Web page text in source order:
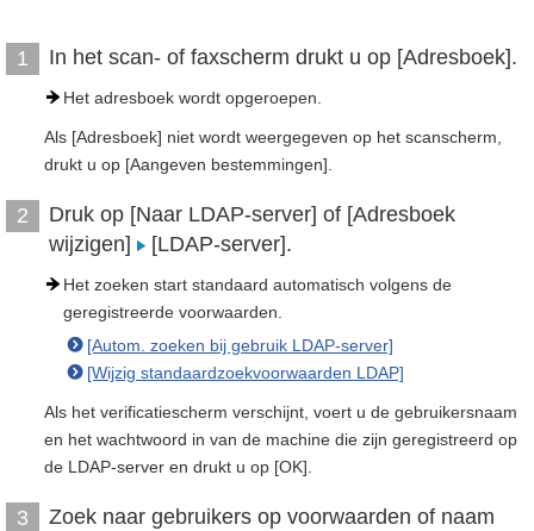
1 In het scan- of faxscherm drukt u op [Adresboek].
Het adresboek wordt opgeroepen.
Als [Adresboek] niet wordt weergegeven op het scanscherm,
drukt u op [Aangeven bestemmingen].
2
Druk op [Naar LDAP-server] of [Adresboek
wijzigen]
[LDAP-server].
Het zoeken start standaard automatisch volgens de
geregistreerde voorwaarden.
[Autom. zoeken bij gebruik LDAP-server]
[Wijzig standaardzoekvoorwaarden LDAP]
Als het verificatiescherm verschijnt, voert u de gebruikersnaam
en het wachtwoord in van de machine die zijn geregistreerd op
de LDAP-server en drukt u op [OK].
3
Zoek naar gebruikers op voorwaarden of naam